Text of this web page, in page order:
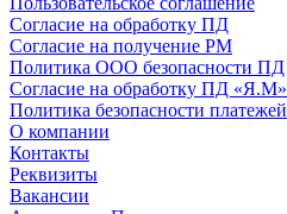
Согласие на обработку ПД
Согласие на получение РМ
Политика ООО безопасности ПД
Согласие на обработку ПД «Я.М»
Политика безопасности платежей
О компании
Контакты
Реквизиты
Вакансии